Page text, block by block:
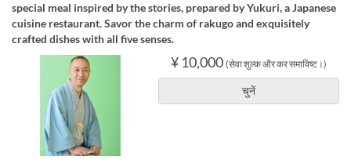
special meal inspired by the stories, prepared by Yukuri, a Japanese
cuisine restaurant. Savor the charm of rakugo and exquisitely
crafted dishes with all five senses.
¥ 10,000 (सेवा शुल्क और कर समाविष्ट।)
चुनें